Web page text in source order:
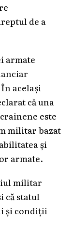
de a
armate
același
că una
este
militar bazat
și
armate.
militar
că statul
și condiții